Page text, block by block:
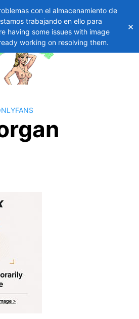
con el almacenamiento de
trabajando en ello para
having some issues with image
working on resolving them.
×